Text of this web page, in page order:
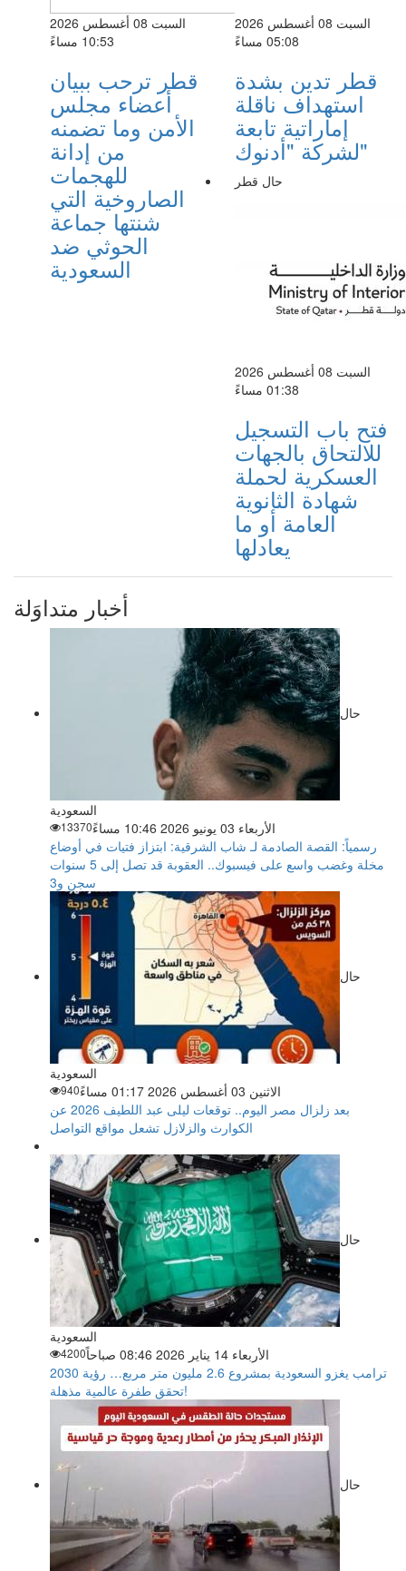
السبت 08 أغسطس 2026
10:53 مساءً
قطر ترحب ببيان
أعضاء مجلس
الأمن وما تضمنه
من إدانة
للهجمات
الصاروخية التي
شنتها جماعة
الحوثي ضد
السعودية
السبت 08 أغسطس 2026
05:08 مساءً
قطر تدين بشدة
استهداف ناقلة
إماراتية تابعة
لشركة "أدنوك"
حال قطر
السبت 08 أغسطس 2026
01:38 مساءً
فتح باب التسجيل
للالتحاق بالجهات
العسكرية لحملة
شهادة الثانوية
العامة أو ما
يعادلها
أخبار متداوَلة
حال
السعودية
الأربعاء 03 يونيو 2026 10:46 مساءً
13370
رسمياً: القصة الصادمة لـ شاب الشرقية: ابتزاز فتيات في أوضاع
مخلة وغضب واسع على فيسبوك.. العقوبة قد تصل إلى 5 سنوات
سجن و3
حال
السعودية
الاثنين 03 أغسطس 2026 01:17 مساءً
940
بعد زلزال مصر اليوم.. توقعات ليلى عبد اللطيف 2026 عن
الكوارث والزلازل تشعل مواقع التواصل
حال
السعودية
الأربعاء 14 يناير 2026 08:46 صباحاً
4200
ترامب يغزو السعودية بمشروع 2.6 مليون متر مربع… رؤية 2030
تحقق طفرة عالمية مذهلة!
حال